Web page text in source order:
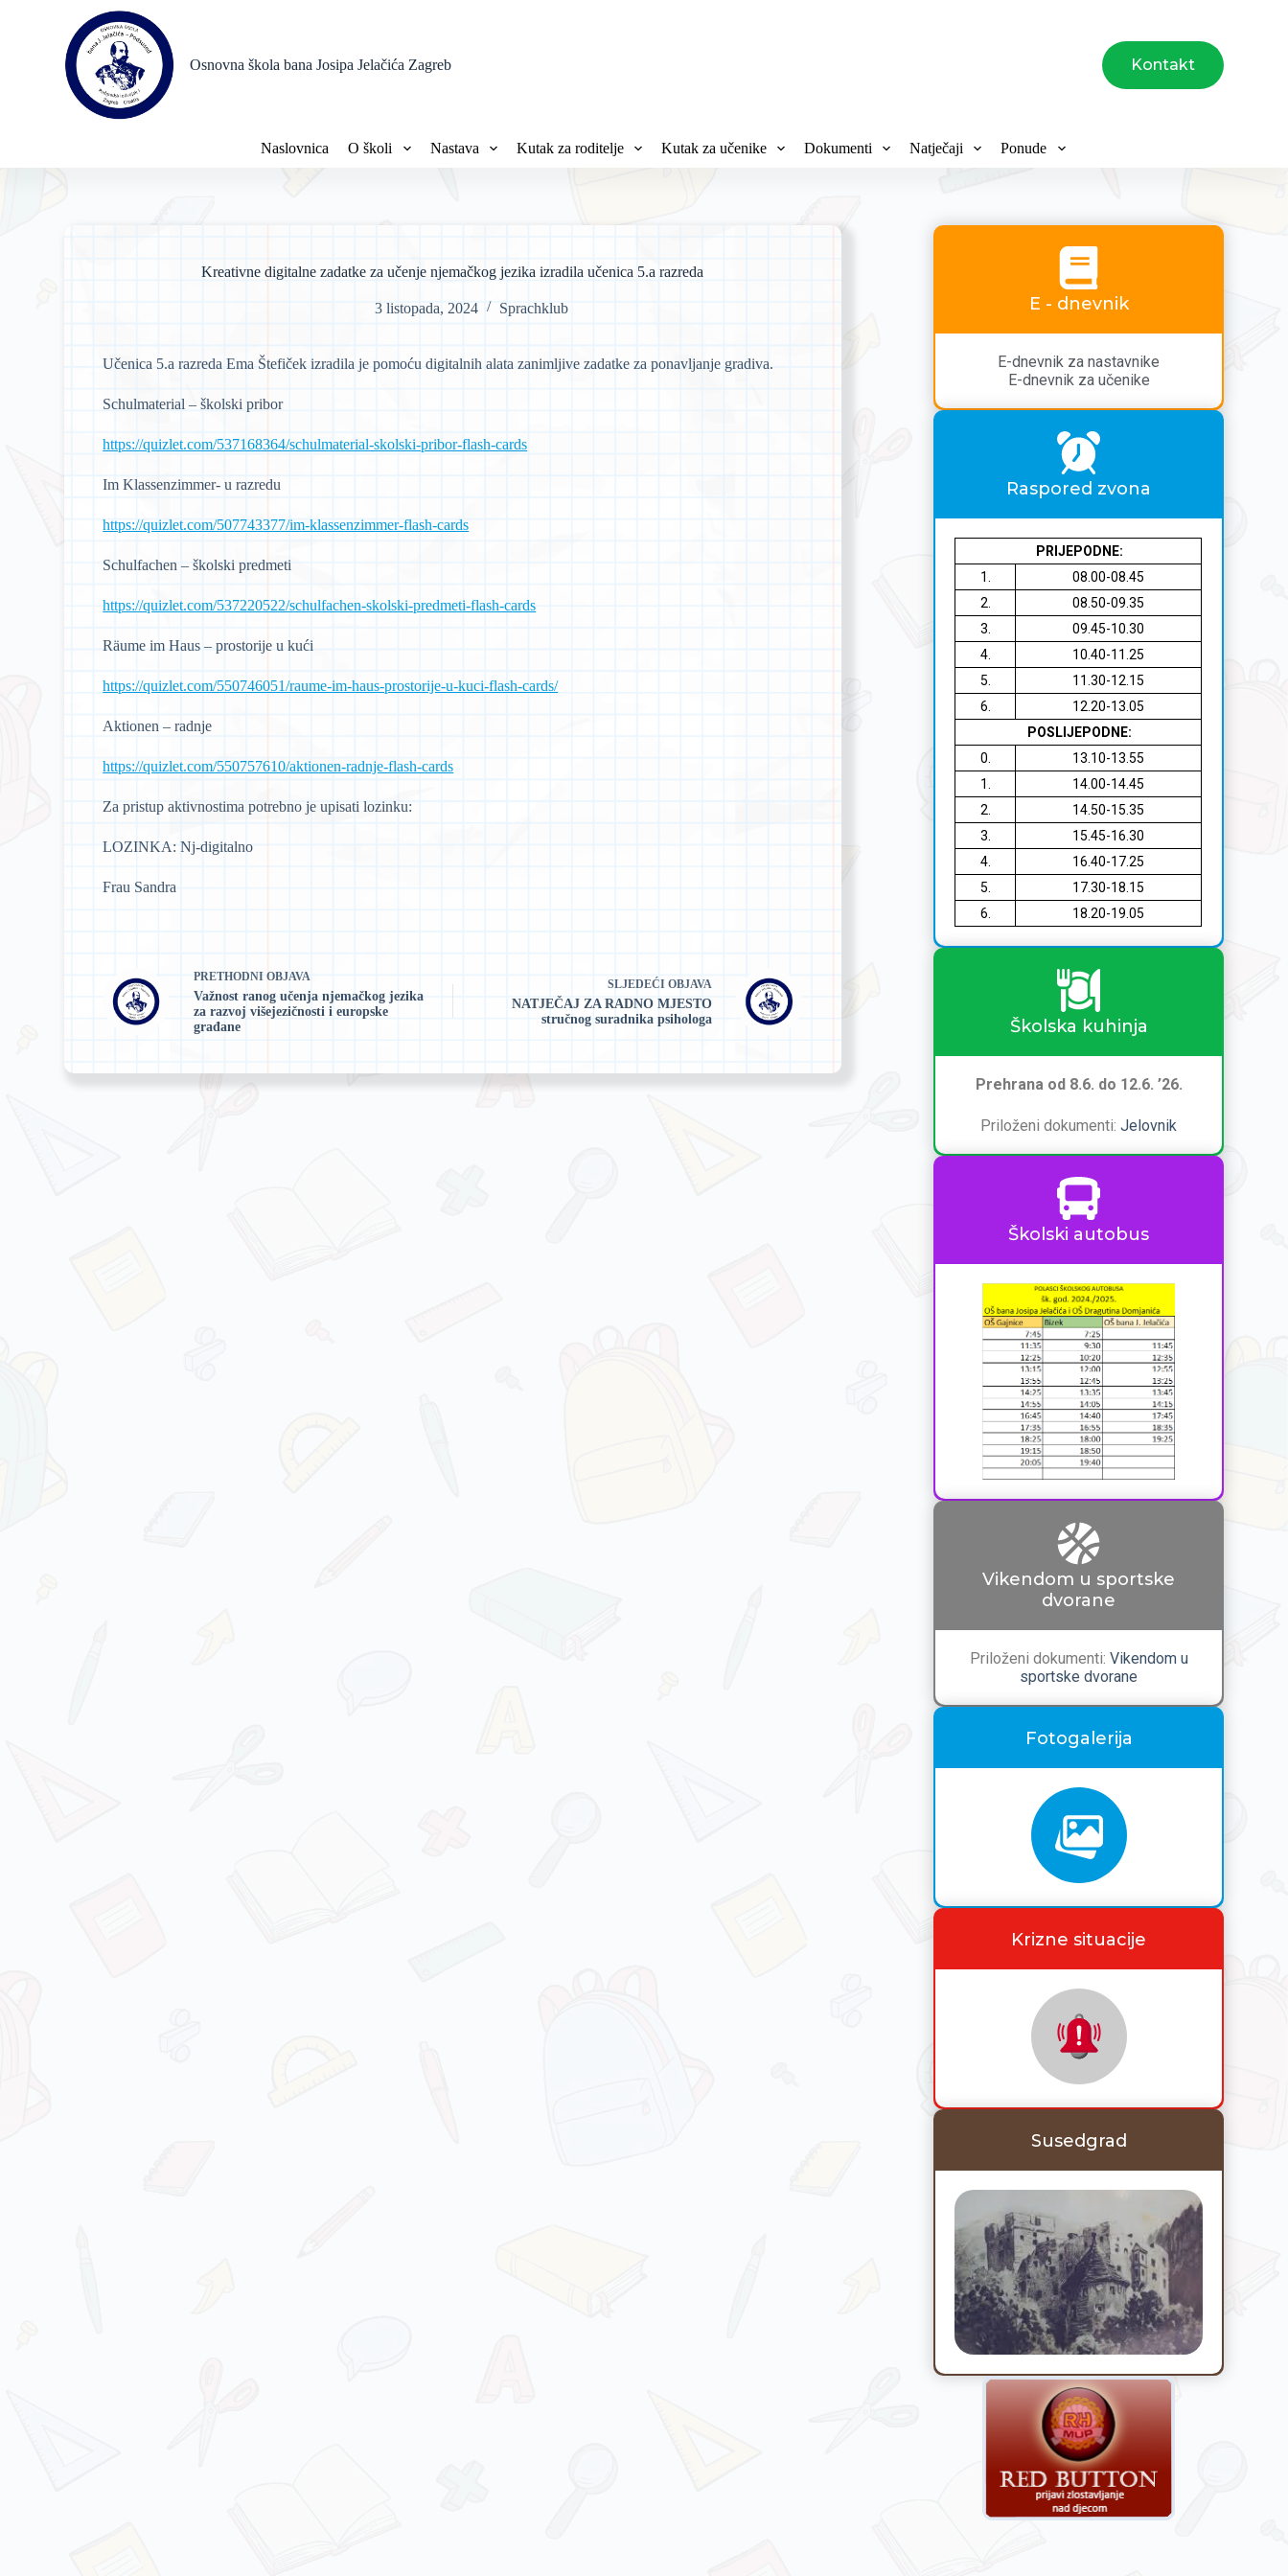
Osnovna škola bana Josipa Jelačića Zagreb Kontakt
Naslovnica O školi Nastava Kutak za roditelje Kutak za učenike Dokumenti Natječaji Ponude
Kreativne digitalne zadatke za učenje njemačkog jezika izradila učenica 5.a razreda
3 listopada, 2024 Sprachklub
Učenica 5.a razreda Ema Štefiček izradila je pomoću digitalnih alata zanimljive zadatke za ponavljanje gradiva.
Schulmaterial – školski pribor
https://quizlet.com/537168364/schulmaterial-skolski-pribor-flash-cards
Im Klassenzimmer- u razredu
https://quizlet.com/507743377/im-klassenzimmer-flash-cards
Schulfachen – školski predmeti
https://quizlet.com/537220522/schulfachen-skolski-predmeti-flash-cards
Räume im Haus – prostorije u kući
https://quizlet.com/550746051/raume-im-haus-prostorije-u-kuci-flash-cards/
Aktionen – radnje
https://quizlet.com/550757610/aktionen-radnje-flash-cards
Za pristup aktivnostima potrebno je upisati lozinku:
LOZINKA: Nj-digitalno
Frau Sandra
PRETHODNIOBJAVA
Važnost ranog učenja njemačkog jezika
za razvoj višejezičnosti i europske
građane
SLJEDEĆI OBJAVA
NATJEČAJ ZA RADNO MJESTO
stručnog suradnika psihologa
E - dnevnik
E-dnevnik za nastavnike
E-dnevnik za učenike
Raspored zvona
PRIJEPODNE:
1.
08.00-08.45
2.
08.50-09.35
3.
09.45-10.30
4.
10.40-11.25
5.
11.30-12.15
6.
12.20-13.05
POSLIJEPODNE:
0.
13.10-13.55
1.
14.00-14.45
2.
14.50-15.35
3.
15.45-16.30
4.
16.40-17.25
5.
17.30-18.15
6.
18.20-19.05
Školska kuhinja
Prehrana od 8.6. do 12.6. ’26.
Priloženi dokumenti:Jelovnik
Školski autobus
Vikendom u sportske
dvorane
Priloženi dokumenti: Vikendom u
sportske dvorane
Fotogalerija
Krizne situacije
Susedgrad